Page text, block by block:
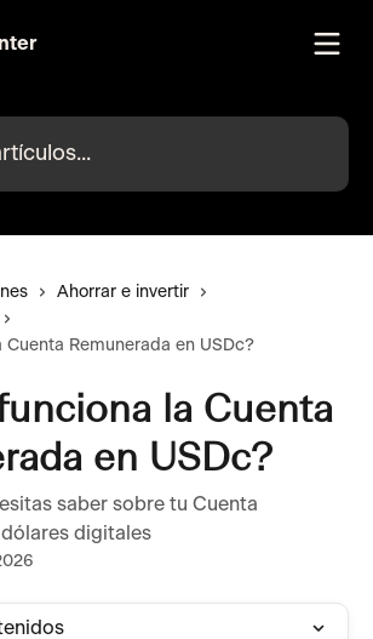
Ahorrar e invertir
Cuenta Remunerada en USDc?
la Cuenta
en USDc?
saber sobre tu Cuenta
dólares digitales